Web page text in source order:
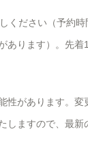
ください（予約
あります）。先着
性があります。変
しますので、最